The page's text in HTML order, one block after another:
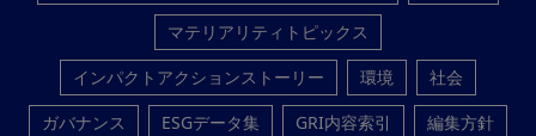
マテリアリティトピックス
インパクトアクションストーリー
環境
社会
ガバナンス
ESGデータ集 GRI内容索引
編集方針